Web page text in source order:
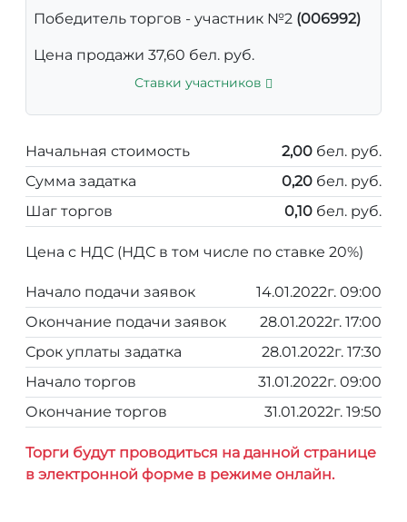
Победитель торгов - участник №2 (006992)
Цена продажи 37,60 бел. руб.
Ставки участников
Начальная стоимость 2,00 бел. руб.
Сумма задатка
0,20 бел. руб.
Шаг торгов
0,10 бел. руб.
Цена с НДС (НДС в том числе по ставке 20%)
Начало подачи заявок
14.01.2022г. 09:00
Окончание подачи заявок
28.01.2022г. 17:00
Срок уплаты задатка
28.01.2022г. 17:30
Начало торгов
31.01.2022г. 09:00
Окончание торгов
31.01.2022г. 19:50
Торги будут проводиться на данной странице
в электронной форме в режиме онлайн.